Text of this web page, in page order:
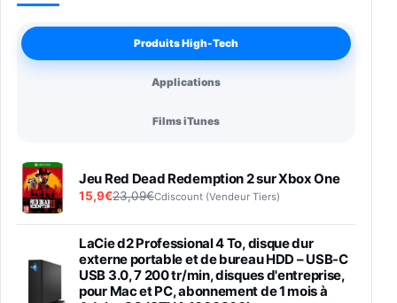
Produits High-Tech
Applications
Films iTunes
Jeu Red Dead Redemption 2 sur Xbox One
15,9€23,09€Cdiscount (Vendeur Tiers)
LaCie d2 Professional 4 To, disque dur
externe portable et de bureau HDD – USB-C
USB 3.0, 7 200 tr/min, disques d'entreprise,
pour Mac et PC, abonnement de 1 mois à